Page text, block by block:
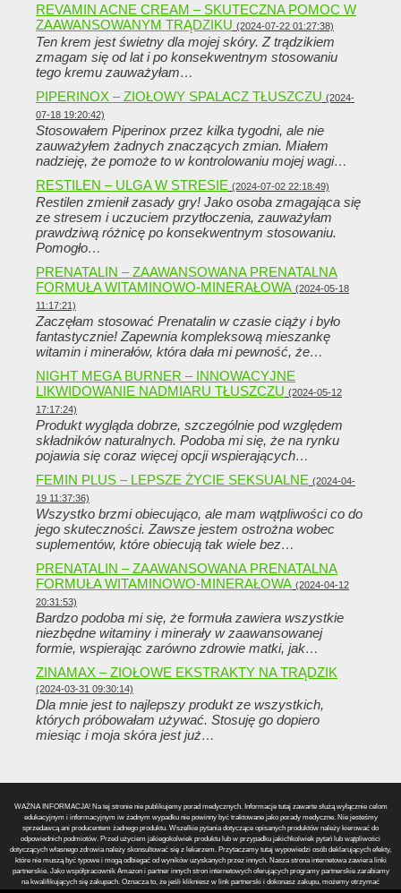
REVAMIN ACNE CREAM – SKUTECZNA POMOC W
ZAAWANSOWANYM TRĄDZIKU (2024-07-22 01:27:38)
Ten krem ​​jest świetny dla mojej skóry. Z trądzikiem
zmagam się od lat i po konsekwentnym stosowaniu
tego kremu zauważyłam…
PIPERINOX – ZIOŁOWY SPALACZ TŁUSZCZU (2024-
07-18 19:20:42)
Stosowałem Piperinox przez kilka tygodni, ale nie
zauważyłem żadnych znaczących zmian. Miałem
nadzieję, że pomoże to w kontrolowaniu mojej wagi…
RESTILEN – ULGA W STRESIE (2024-07-02 22:18:49)
Restilen zmienił zasady gry! Jako osoba zmagająca się
ze stresem i uczuciem przytłoczenia, zauważyłam
prawdziwą różnicę po konsekwentnym stosowaniu.
Pomogło…
PRENATALIN – ZAAWANSOWANA PRENATALNA
FORMUŁA WITAMINOWO-MINERAŁOWA (2024-05-18
11:17:21)
Zaczęłam stosować Prenatalin w czasie ciąży i było
fantastycznie! Zapewnia kompleksową mieszankę
witamin i minerałów, która dała mi pewność, że…
NIGHT MEGA BURNER – INNOWACYJNE
LIKWIDOWANIE NADMIARU TŁUSZCZU (2024-05-12
17:17:24)
Produkt wygląda dobrze, szczególnie pod względem
składników naturalnych. Podoba mi się, że na rynku
pojawia się coraz więcej opcji wspierających…
FEMIN PLUS – LEPSZE ŻYCIE SEKSUALNE (2024-04-
19 11:37:36)
Wszystko brzmi obiecująco, ale mam wątpliwości co do
jego skuteczności. Zawsze jestem ostrożna wobec
suplementów, które obiecują tak wiele bez…
PRENATALIN – ZAAWANSOWANA PRENATALNA
FORMUŁA WITAMINOWO-MINERAŁOWA (2024-04-12
20:31:53)
Bardzo podoba mi się, że formuła zawiera wszystkie
niezbędne witaminy i minerały w zaawansowanej
formie, wspierając zarówno zdrowie matki, jak…
ZINAMAX – ZIOŁOWE EKSTRAKTY NA TRĄDZIK
(2024-03-31 09:30:14)
Dla mnie jest to najlepszy produkt ze wszystkich,
których próbowałam używać. Stosuję go dopiero
miesiąc i moja skóra jest już…
WAŻNA INFORMACJA! Na tej stronie nie publikujemy porad medycznych. Informacje tutaj zawarte służą wyłącznie celom
edukacyjnym i informacyjnym iw żadnym wypadku nie powinny być traktowane jako porady medyczne. Nie jesteśmy
sprzedawcą ani producentem żadnego produktu. Wszelkie pytania dotyczące opisanych produktów należy kierować do
odpowiednich podmiotów. Przed użyciem jakiegokolwiek produktu lub w przypadku jakichkolwiek pytań lub wątpliwości
dotyczących własnego zdrowia należy skonsultować się z lekarzem. Przytaczamy tutaj wypowiedzi osób deklarujących efekty,
które nie muszą być typowe i mogą odbiegać od wyników uzyskanych przez innych. Nasza strona internetowa zawiera linki
partnerskie. Jako współpracownik Amazon i partner innych stron internetowych oferujących programy partnerskie zarabiamy
na kwalifikujących się zakupach. Oznacza to, że jeśli klikniesz w link partnerski i dokonasz zakupu, możemy otrzymać